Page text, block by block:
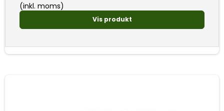
(inkl. moms)
Vis produkt